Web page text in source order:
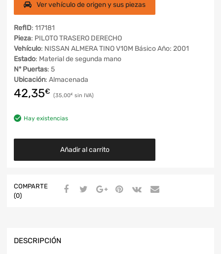
Ver vehículo de origen y sus piezas
RefID: 117181
Pieza: PILOTO TRASERO DERECHO
Vehículo: NISSAN ALMERA TINO V10M Básico Año: 2001
Estado: Material de segunda mano
Nº Puertas: 5
Ubicación: Almacenada
42,35€ 35,00€
Hay existencias
Añadir al carrito
COMPARTE
(0)
DESCRIPCIÓN